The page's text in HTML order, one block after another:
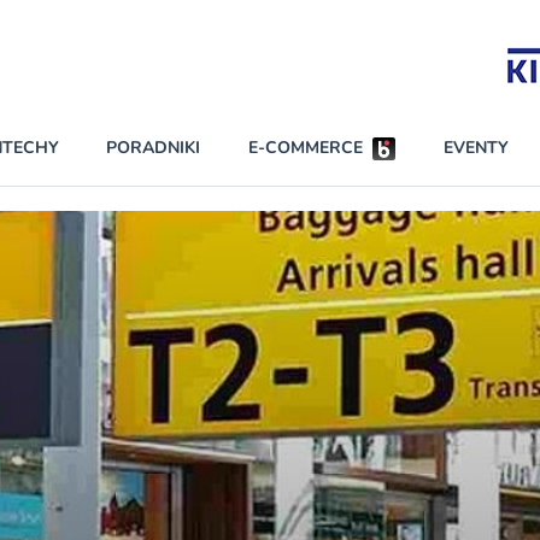
BEZPIECZEŃSTWO
INNI NAPISALI
KONTA
RAPORTY SPECJALNE
NAJCZĘŚCIEJ CZYTANE
Darmowy
wszystkich
W najniższych
darmo przez
Czytaj więcej
PORADNIKI E-COMMERCE EVENTY